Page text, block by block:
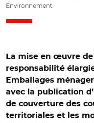
Environnement
La mise en œuvre
responsabilité
Emballages
avec la publication
de couverture des
territoriales et les